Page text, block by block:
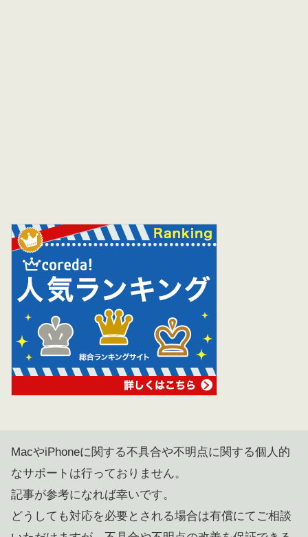
MacやiPhoneに関する不具合や不明点に関する個人的
なサポートは行っておりません。
記事が参考になれば幸いです。
どうしても対応を必要とされる場合は有償にてご相談